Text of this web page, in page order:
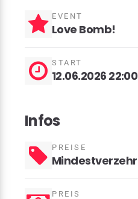
EVENT
Love Bomb!
START
12.06.2026 22:00
Infos
PREISE
Mindestverzehr
PREIS